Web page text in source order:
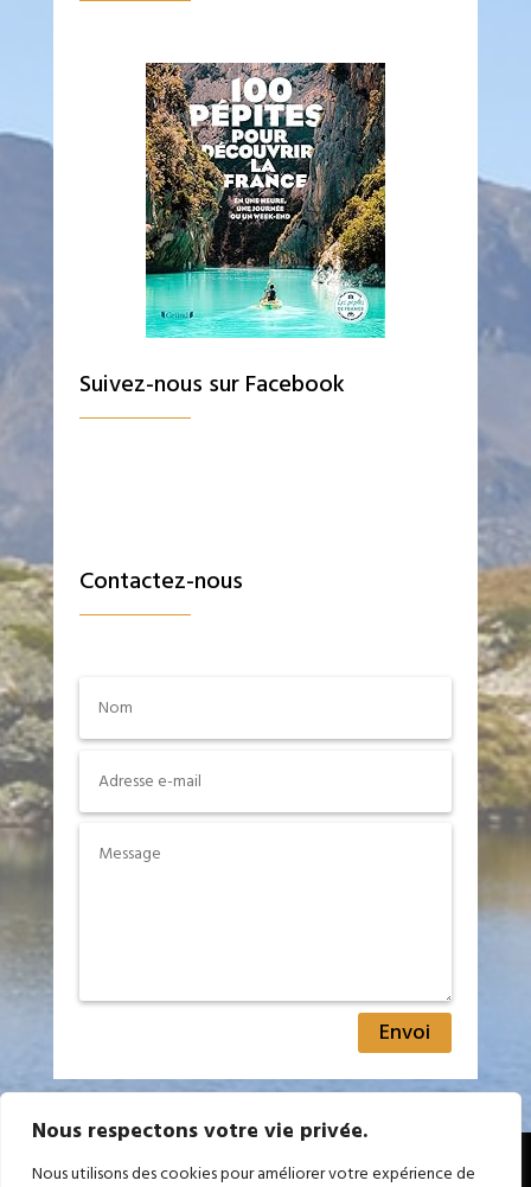
Nous respectons votre vie privée.
Nous utilisons des cookies pour améliorer votre expérience de
Suivez-nous sur Facebook
Contactez-nous
Envoi
Copyright © Randos-passion.com